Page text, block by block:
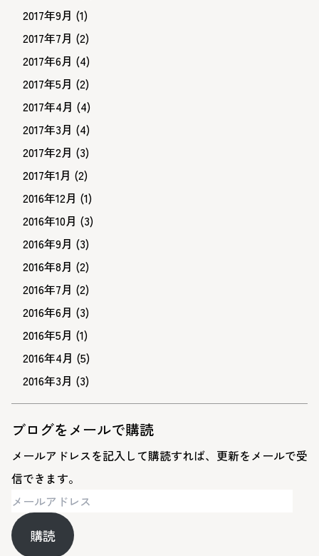
2017年9月 (1)
2017年7月 (2)
2017年6月 (4)
2017年5月 (2)
2017年4月 (4)
2017年3月 (4)
2017年2月 (3)
2017年1月 (2)
2016年12月 (1)
2016年10月 (3)
2016年9月 (3)
2016年8月 (2)
2016年7月 (2)
2016年6月 (3)
2016年5月 (1)
2016年4月 (5)
2016年3月 (3)
ブログをメールで購読
メールアドレスを記入して購読すれば、更新をメールで受
信できます。
メ
ー
ル
購読